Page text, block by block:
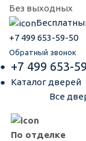
Без выходных
+7 499 653-59-50
Обратный звонок
+7 499 653-
Каталог дверей
Все
По отделке